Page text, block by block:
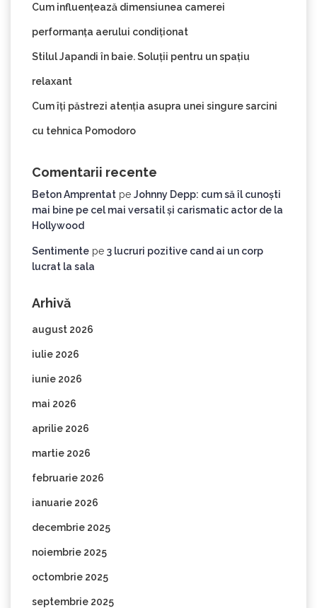
Cum influențează dimensiunea camerei
performanța aerului condiționat
Stilul Japandi în baie. Soluții pentru un spațiu
relaxant
Cum îți păstrezi atenția asupra unei singure sarcini
cu tehnica Pomodoro
Comentarii recente
Beton Amprentat pe Johnny Depp: cum să îl cunoști
mai bine pe cel mai versatil și carismatic actor de la
Hollywood
Sentimente pe 3 lucruri pozitive cand ai un corp
lucrat la sala
Arhivă
august 2026
iulie 2026
iunie 2026
mai 2026
aprilie 2026
martie 2026
februarie 2026
ianuarie 2026
decembrie 2025
noiembrie 2025
octombrie 2025
septembrie 2025